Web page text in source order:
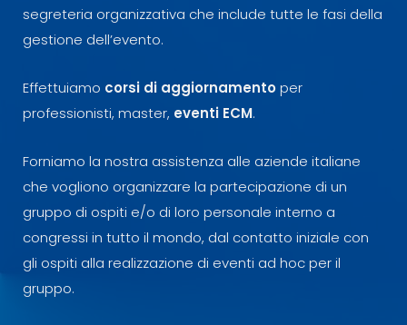
segreteria organizzativa che include tutte le fasi della
gestione dell’evento.
Effettuiamo corsi di aggiornamentoper
professionisti, master, eventi ECM.
Forniamo la nostra assistenza alle aziende italiane
che vogliono organizzare la partecipazione di un
gruppo di ospiti e/o di loro personale interno a
congressi in tutto il mondo, dal contatto iniziale con
gli ospiti alla realizzazione di eventi ad hoc per il
gruppo.